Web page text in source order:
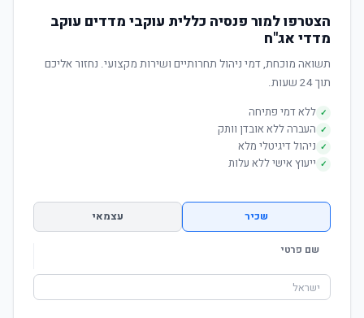
הצטרפו למור פנסיה כללית עוקבי מדדים עוקב
מדדי אג"ח
תשואה מוכחת, דמי ניהול תחרותיים ושירות מקצועי. נחזור אליכם
תוך 24 שעות.
✓ ללא דמי פתיחה
✓ העברה ללא אובדן וותק
✓ ניהול דיגיטלי מלא
✓ ייעוץ אישי ללא עלות
שכיר עצמאי
שם פרטי